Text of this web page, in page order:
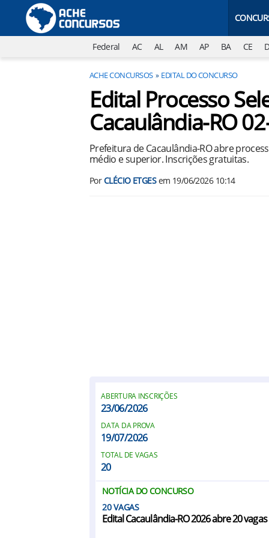
Federal AC AL AM AP BA CE
ACHE CONCURSOS EDITAL DO CONCURSO
Edital Processo
Cacaulândia-RO
Prefeitura de Cacaulândia-RO abre
médio e superior. Inscrições gratuitas.
PorCLÉCIO ETGESem 19/06/2026 10:14
ABERTURA INSCRIÇÕES
23/06/2026
DATA DA PROVA
19/07/2026
TOTAL DE VAGAS
20
NOTÍCIA DO CONCURSO
20
Edital Cacaulândia-RO 2026 abre 20